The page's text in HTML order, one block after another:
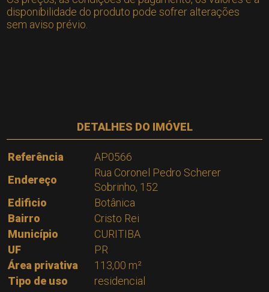
disponibilidade do produto pode sofrer alterações
sem aviso prévio.
DETALHES DO IMÓVEL
Referência
AP0566
Endereço
Rua Coronel Pedro Scherer
Sobrinho, 152
Edificio
Botânica
Bairro
Cristo Rei
Município
CURITIBA
UF
PR
Área privativa
113,00 m²
Tipo de uso
residencial